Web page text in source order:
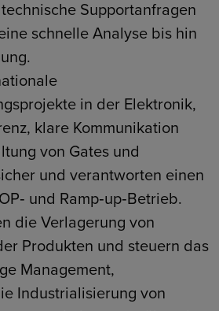
Supportanfragen
schnelle Analyse bis hin
in der Elektronik,
klare Kommunikation
von Gates und
und verantworten einen
und Ramp‑up‑Betrieb.
die Verlagerung von
Produkten und steuern das
Management,
Industrialisierung von